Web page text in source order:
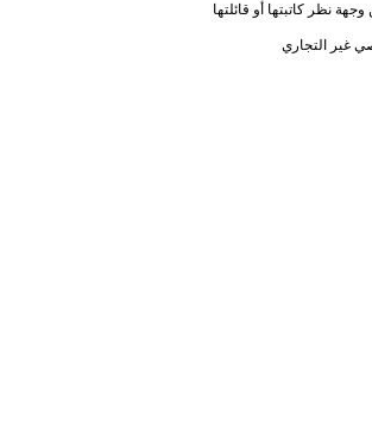
نظر كاتبتها أو قائلتها
غير التجاري